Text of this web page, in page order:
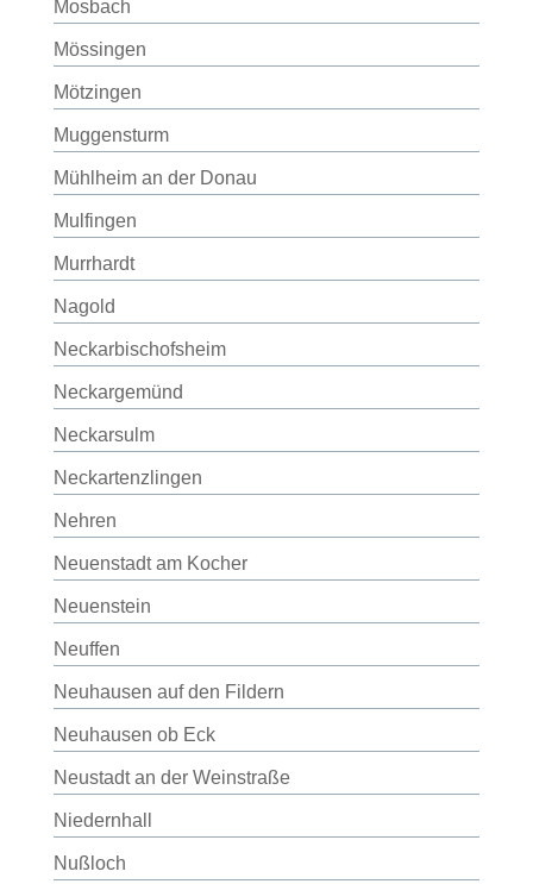
Mosbach
Mössingen
Mötzingen
Muggensturm
Mühlheim an der Donau
Mulfingen
Murrhardt
Nagold
Neckarbischofsheim
Neckargemünd
Neckarsulm
Neckartenzlingen
Nehren
Neuenstadt am Kocher
Neuenstein
Neuffen
Neuhausen auf den Fildern
Neuhausen ob Eck
Neustadt an der Weinstraße
Niedernhall
Nußloch